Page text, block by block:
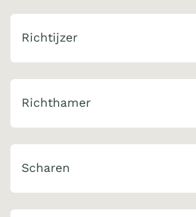
Richtijzer
Richthamer
Scharen